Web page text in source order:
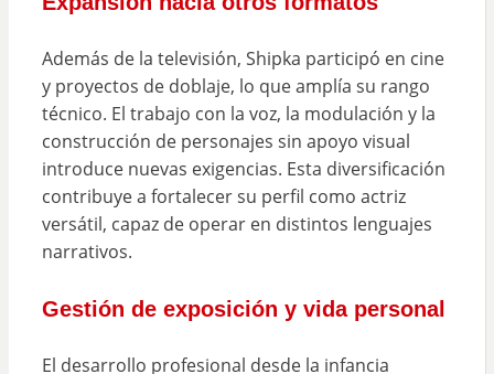
Además de la televisión, Shipka participó en cine
y proyectos de doblaje, lo que amplía su rango
técnico. El trabajo con la voz, la modulación y la
construcción de personajes sin apoyo visual
introduce nuevas exigencias. Esta diversificación
contribuye a fortalecer su perfil como actriz
versátil, capaz de operar en distintos lenguajes
narrativos.
Gestión de exposición y vida personal
El desarrollo profesional desde la infancia